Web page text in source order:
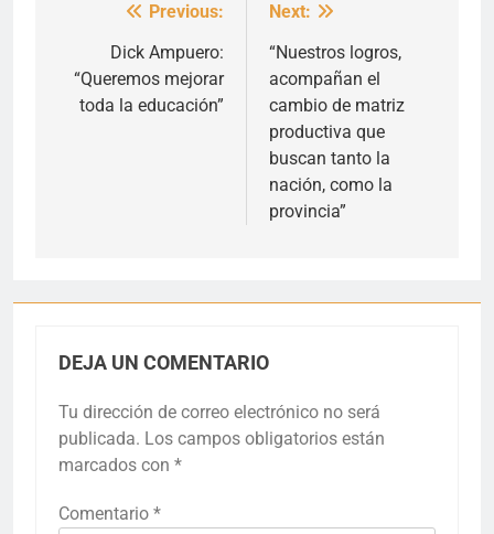
Navegación
entradas
Previous:
Dick Ampuero:
“Queremos mejorar
toda la educación”
Next:
“Nuestros logros,
acompañan el
cambio de matriz
productiva que
buscan tanto la
nación, como la
provincia”
DEJA UN COMENTARIO
Tu dirección de correo electrónico no será
publicada. Los campos obligatorios están
marcados con *
Comentario *